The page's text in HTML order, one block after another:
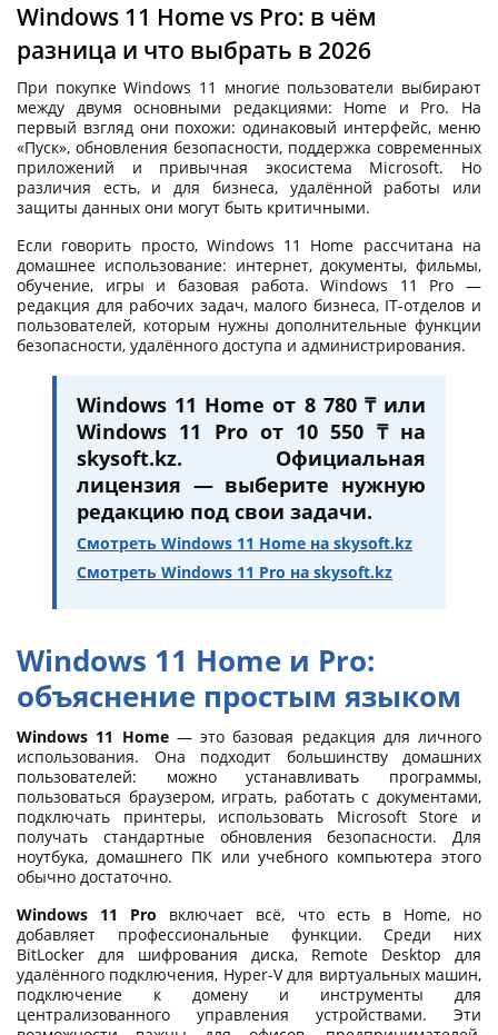
Windows 11 Home vs Pro: в чём
разница и что выбрать в 2026
При покупке Windows 11 многие пользователи выбирают
между двумя основными редакциями: Home и Pro. На
первый взгляд они похожи: одинаковый интерфейс, меню
«Пуск», обновления безопасности, поддержка современных
приложений и привычная экосистема Microsoft. Но
различия есть, и для бизнеса, удалённой работы или
защиты данных они могут быть критичными.
Если говорить просто, Windows 11 Home рассчитана на
домашнее использование: интернет, документы, фильмы,
обучение, игры и базовая работа. Windows 11 Pro —
редакция для рабочих задач, малого бизнеса, IT-отделов и
пользователей, которым нужны дополнительные функции
безопасности, удалённого доступа и администрирования.
Windows 11 Home от 8 780 ₸ или
Windows 11 Pro от 10 550 ₸ на
skysoft.kz. Официальная
лицензия — выберите нужную
редакцию под свои задачи.
Смотреть Windows 11 Home на skysoft.kz
Смотреть Windows 11 Pro на skysoft.kz
Windows 11 Home и Pro:
объяснение простым языком
Windows 11 Home— это базовая редакция для личного
использования. Она подходит большинству домашних
пользователей: можно устанавливать программы,
пользоваться браузером, играть, работать с документами,
подключать принтеры, использовать Microsoft Store и
получать стандартные обновления безопасности. Для
ноутбука, домашнего ПК или учебного компьютера этого
обычно достаточно.
Windows 11 Pro включает всё, что есть в Home, но
добавляет профессиональные функции. Среди них
BitLocker для шифрования диска, Remote Desktop для
удалённого подключения, Hyper-V для виртуальных машин,
подключение к домену и инструменты для
централизованного управления устройствами. Эти